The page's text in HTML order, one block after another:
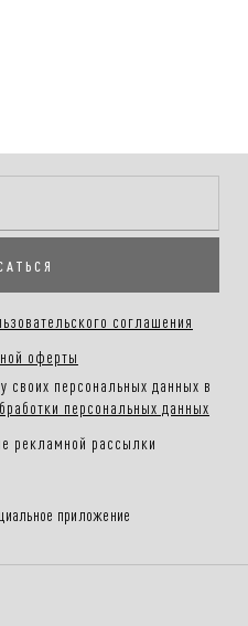
соглашения
оферты
своих персональных данных в
персональных данных
рекламной рассылки
приложение